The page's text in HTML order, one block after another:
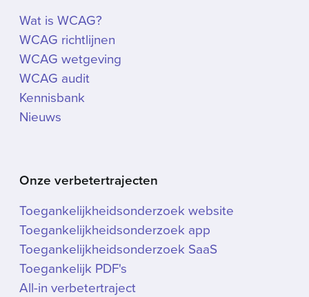
Wat is WCAG?
WCAG richtlijnen
WCAG wetgeving
WCAG audit
Kennisbank
Nieuws
Onze verbetertrajecten
Toegankelijkheidsonderzoek website
Toegankelijkheidsonderzoek app
Toegankelijkheidsonderzoek SaaS
Toegankelijk PDF's
All-in verbetertraject